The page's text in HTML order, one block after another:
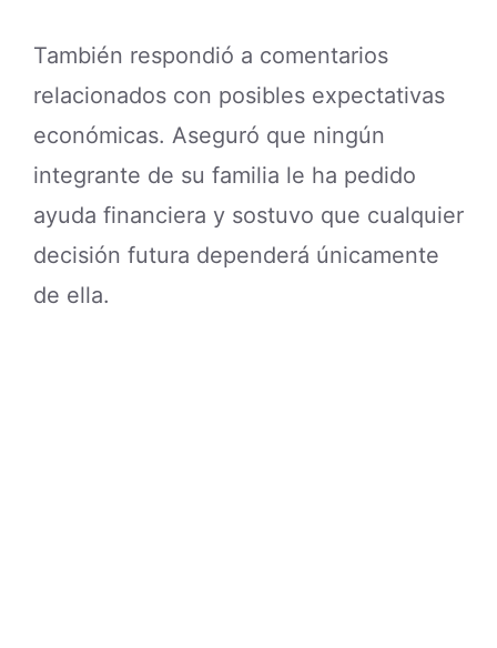
También respondió a comentarios
relacionados con posibles expectativas
económicas. Aseguró que ningún
integrante de su familia le ha pedido
ayuda financiera y sostuvo que cualquier
decisión futura dependerá únicamente
de ella.